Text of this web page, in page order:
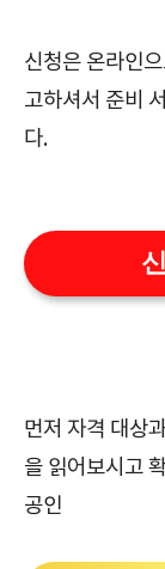
신청은 온라인
고하셔서 준비
다.
먼저 자격 대상
을 읽어보시고
공인